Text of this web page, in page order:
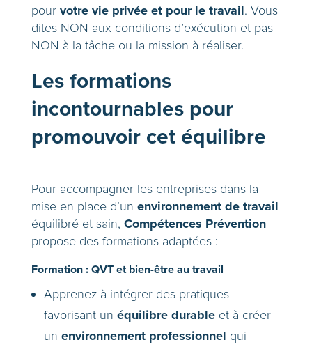
pour votre vie privée et pour le travail. Vous
dites NON aux conditions d’exécution et pas
NON à la tâche ou la mission à réaliser.
Les formations
incontournables pour
promouvoir cet équilibre
Pour accompagner les entreprises dans la
mise en place d’un environnement de travail
équilibré et sain, Compétences Prévention
propose des formations adaptées :
Formation : QVT et bien-être au travail
Apprenez à intégrer des pratiques
favorisant un équilibre durableet à créer
un environnement professionnel qui